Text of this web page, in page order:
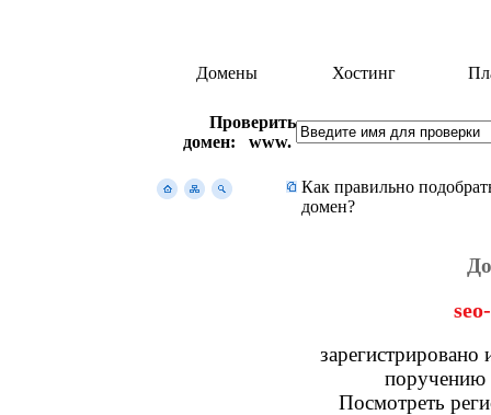
Домены Хостинг
Проверить
домен: www.
Как правильно
домен?
поручению
Посмотреть